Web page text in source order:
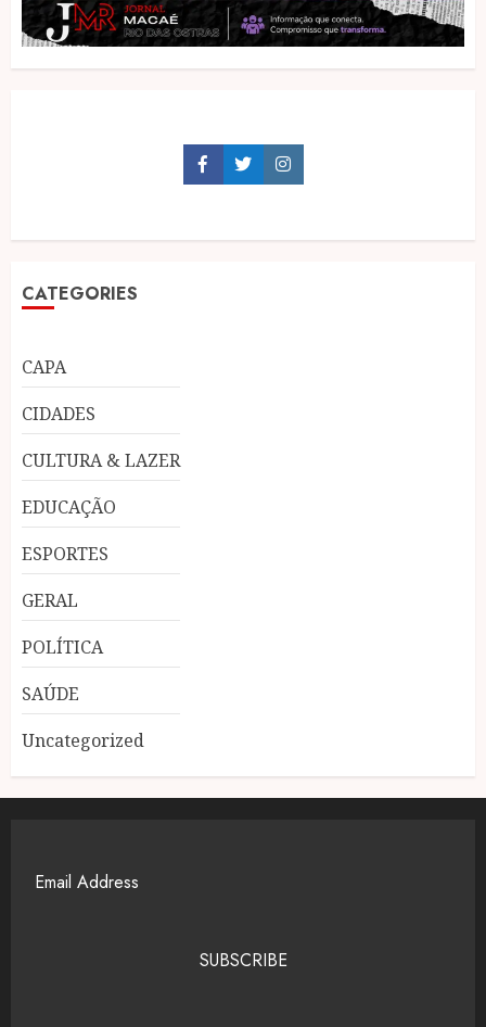
FacebookTwitterInstagram
CATEGORIES
CAPA
CIDADES
CULTURA & LAZER
EDUCAÇÃO
ESPORTES
GERAL
POLÍTICA
SAÚDE
Uncategorized
SUBSCRIBE